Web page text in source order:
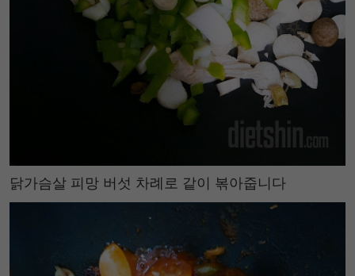
닭가슴살 피망 버섯 차례로 같이 볶아줍니다